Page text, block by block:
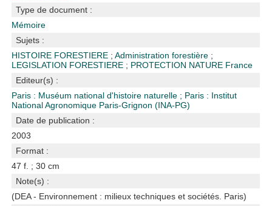
Type de document :
Mémoire
Sujets :
HISTOIRE FORESTIERE ;Administration forestière ;
LEGISLATION FORESTIERE ; PROTECTION NATURE France
Editeur(s) :
Paris : Muséum national d'histoire naturelle ; Paris : Institut
National Agronomique Paris-Grignon (INA-PG)
Date de publication :
2003
Format :
47 f. ; 30 cm
Note(s) :
(DEA - Environnement : milieux techniques et sociétés. Paris)